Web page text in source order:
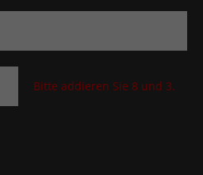
Bitte addieren Sie 8 und 3.